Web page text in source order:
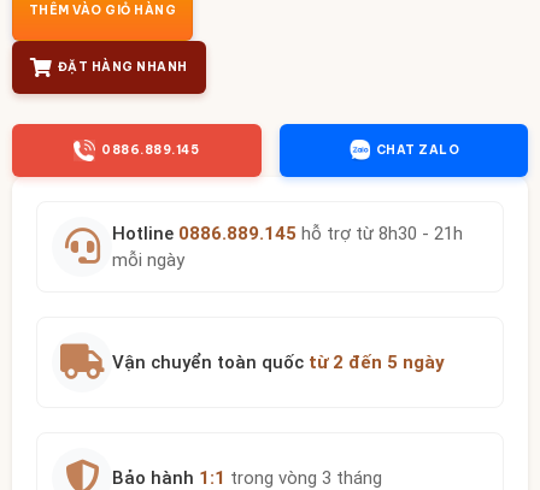
THÊM VÀO GIỎ HÀNG
ĐẶT HÀNG NHANH
0886.889.145 CHAT ZALO
Hotline 0886.889.145 hỗ trợ từ 8h30 - 21h
mỗi ngày
Vận chuyển toàn quốc từ 2 đến 5 ngày
Bảo hành 1:1 trong vòng 3 tháng